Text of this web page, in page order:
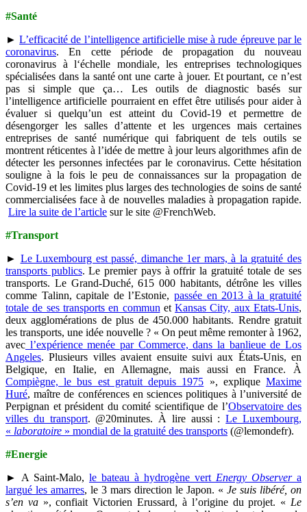
#Santé
►L’efficacité de l’intelligence artificielle mise à rude épreuve par le
coronavirus.En cette période de propagation du nouveau
coronavirus à l‘échelle mondiale, les entreprises technologiques
spécialisées dans la santé ont une carte à jouer. Et pourtant, ce n’est
pas si simple que ça… Les outils de diagnostic basés sur
l’intelligence artificielle pourraient en effet être utilisés pour aider à
évaluer si quelqu’un est atteint du Covid-19 et permettre de
désengorger les salles d’attente et les urgences mais certaines
entreprises de santé numérique qui fabriquent de tels outils se
montrent réticentes à l’idée de mettre à jour leurs algorithmes afin de
détecter les personnes infectées par le coronavirus. Cette hésitation
souligne à la fois le peu de connaissances sur la propagation de
Covid-19 et les limites plus larges des technologies de soins de santé
commercialisées face à de nouvelles maladies à propagation rapide.
Lire la suite de l’article sur le site @FrenchWeb.
#Transport
► Le Luxembourg est passé, dimanche 1er mars, à la gratuité des
transports publics. Le premier pays à offrir la gratuité totale de ses
transports. Le Grand-Duché, 615 000 habitants, détrône les villes
comme Talinn, capitale de l’Estonie, passée en 2013 à la gratuité
totale de ses transports en communetKansas City, aux Etats-Unis,
deux agglomérations de plus de 450.000 habitants. Rendre gratuit
les transports, une idée nouvelle ? « On peut même remonter à 1962,
avec l’expérience menée par Commerce, dans la banlieue de Los
Angeles. Plusieurs villes avaient ensuite suivi aux États-Unis, en
Belgique, en Italie, en Allemagne, mais aussi en France. À
Compiègne, le bus est gratuit depuis 1975 », expliqueMaxime
Huré, maître de conférences en sciences politiques à l’université de
Perpignan et président du comité scientifique de l’Observatoire des
villes du transport. @20minutes. À lire aussi :Le Luxembourg,
« laboratoire » mondial de la gratuité des transports (@lemondefr).
#Energie
► A Saint-Malo, le bateau à hydrogène vert Energy Observera
largué les amarres, le 3 mars direction le Japon. « Je suis libéré, on
s’en va», confiait Victorien Erussard, à l’origine du projet. «Le